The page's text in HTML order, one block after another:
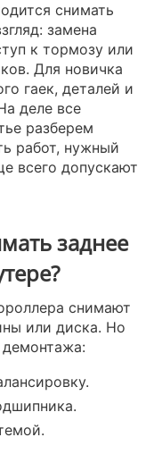
снимать
замена
к тормозу или
Для новичка
гаек, деталей и
деле все
разберем
работ, нужный
всего допускают
заднее
снимают
или диска. Но